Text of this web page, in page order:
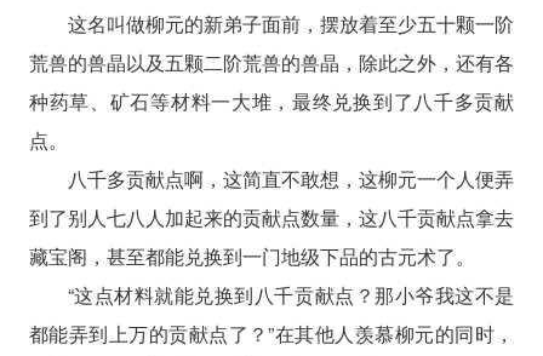
这名叫做柳元的新弟子面前，摆放着至少五十颗一阶
荒兽的兽晶以及五颗二阶荒兽的兽晶，除此之外，还有各
种药草、矿石等材料一大堆，最终兑换到了八千多贡献
点。
八千多贡献点啊，这简直不敢想，这柳元一个人便弄
到了别人七八人加起来的贡献点数量，这八千贡献点拿去
藏宝阁，甚至都能兑换到一门地级下品的古元术了。
“这点材料就能兑换到八千贡献点？那小爷我这不是
都能弄到上万的贡献点了？”在其他人羡慕柳元的同时，